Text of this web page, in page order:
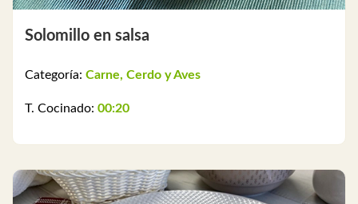
Solomillo en salsa
Categoría: Carne, Cerdo y Aves
T. Cocinado: 00:20